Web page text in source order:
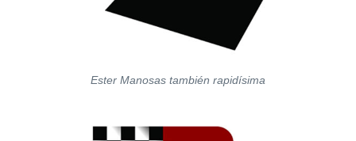
Ester Manosas también rapidísima